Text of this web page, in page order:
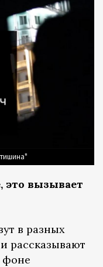
это вызывает
в разных
рассказывают
фоне